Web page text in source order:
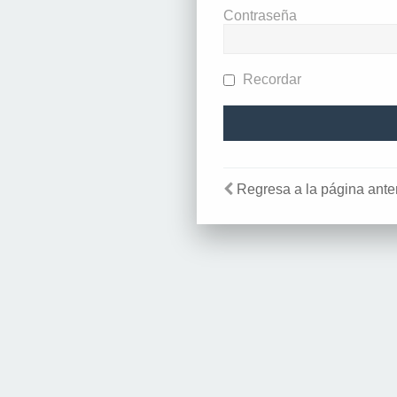
Contraseña
Recordar
Regresa a la página